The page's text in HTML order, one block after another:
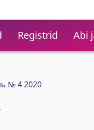
Registrid Abi
№ 4 2020